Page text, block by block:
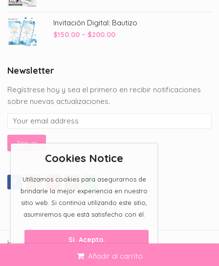
Añadir al carrito
through
$200.00
Invitación Digital: Bautizo
$150.00 – $200.00Price
Newsletter
Regístrese hoy y sea el primero en recibir notificaciones
sobre nuevas actualizaciones.
Hi Candy Bar 2023 All Rights Reserved.
Cookies Notice
Utilizamos cookies para asegurarnos de
brindarle la mejor experiencia en nuestro
sitio web. Si continúa utilizando este sitio,
asumiremos que está satisfecho con él.
Si. Acepto.